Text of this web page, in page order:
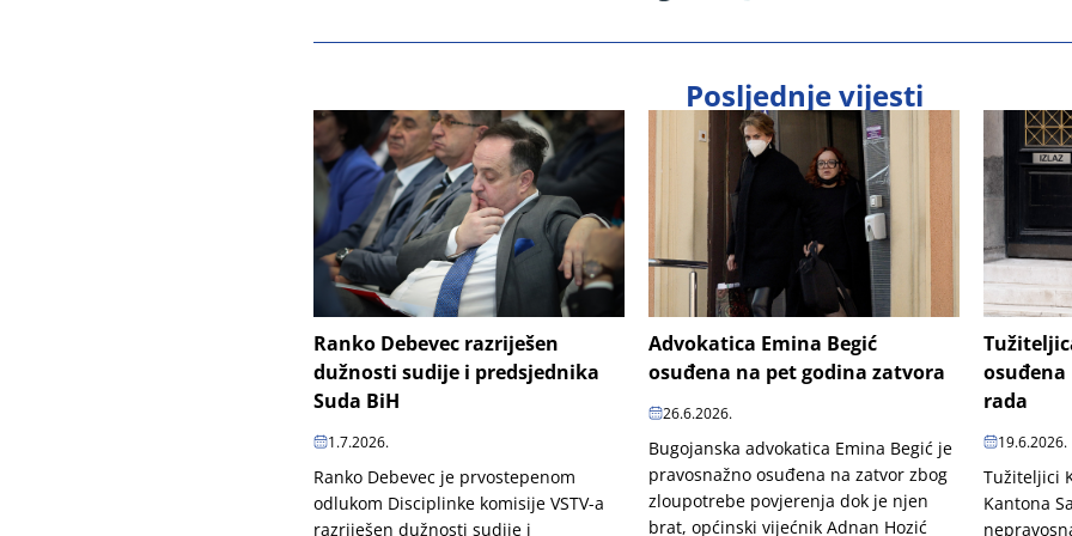
Posljednje vijesti
Ranko Debevec razriješen
dužnosti sudije i predsjednika
Suda BiH
1.7.2026.
Ranko Debevec je prvostepenom
odlukom Disciplinke komisije VSTV-a
razriješen dužnosti sudije i
Advokatica Emina Begić
osuđena na pet godina zatvora
26.6.2026.
Bugojanska advokatica Emina Begić je
pravosnažno osuđena na zatvor zbog
zloupotrebe povjerenja dok je njen
brat, općinski vijećnik Adnan Hozić
rada
19.6.2026.
Tužiteljici
Kantona